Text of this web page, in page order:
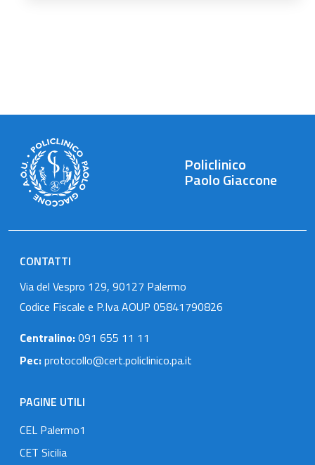
Policlinico
Paolo Giaccone
CONTATTI
Via del Vespro 129, 90127 Palermo
Codice Fiscale e P.Iva AOUP 05841790826
Centralino:091 655 11 11
Pec:protocollo@cert.policlinico.pa.it
PAGINE UTILI
CEL Palermo1
CET Sicilia